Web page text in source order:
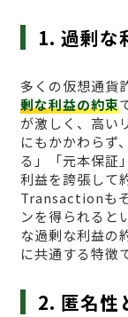
1. 過剰な
多くの仮想通貨
剰な利益の約束
が激しく、高い
にもかかわらず
る」「元本保証
利益を誇張して
Transactionも
ンを得られると
な過剰な利益の
に共通する特徴
2. 匿名性